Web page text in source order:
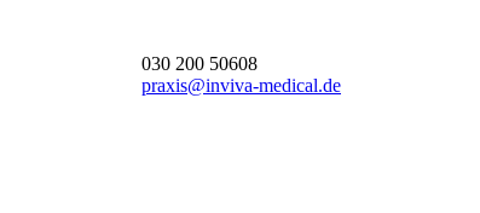
030 200 50608
praxis@inviva-medical.de